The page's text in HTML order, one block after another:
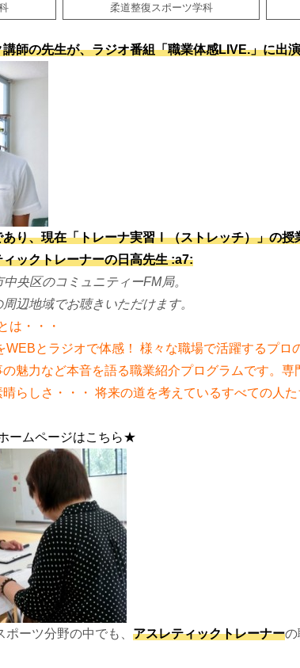
柔道整復スポーツ学科
師の先生が、ラジオ番組「職業体感LIVE.」に出
り、現在「トレーナ実習Ⅰ（ストレッチ）」の授
ックトレーナーの日高先生 :a7:
中央区のコミュニティーFM局。
辺地域でお聴きいただけます。
は・・・
WEBとラジオで体感！ 様々な職場で活躍するプロ
魅力など本音を語る職業紹介プログラムです。専
晴らしさ・・・ 将来の道を考えているすべての人
ームページはこちら★
ーツ分野の中でも、 アスレティックトレーナーの